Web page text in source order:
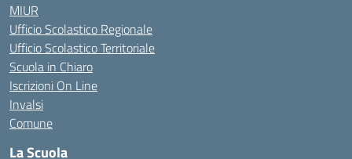
MIUR
Ufficio Scolastico Regionale
Ufficio Scolastico Territoriale
Scuola in Chiaro
Iscrizioni On Line
Invalsi
Comune
La Scuola